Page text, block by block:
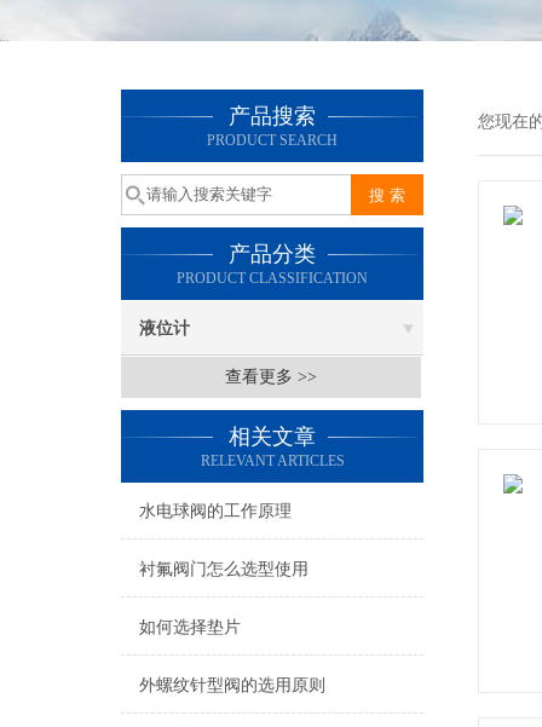
产品搜索
PRODUCT SEARCH
产品分类
PRODUCT CLASSIFICATION
液位计
查看更多 >>
相关文章
RELEVANT ARTICLES
水电球阀的工作原理
衬氟阀门怎么选型使用
如何选择垫片
外螺纹针型阀的选用原则
您现在